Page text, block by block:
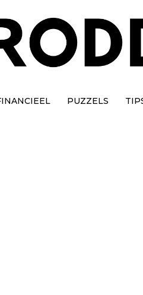
PUZZELS